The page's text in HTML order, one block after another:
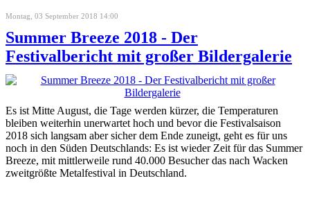
Montag, 03 September 2018 14:00
Summer Breeze 2018 - Der
Festivalbericht mit großer Bildergalerie
Es ist Mitte August, die Tage werden kürzer, die Temperaturen
bleiben weiterhin unerwartet hoch und bevor die Festivalsaison
2018 sich langsam aber sicher dem Ende zuneigt, geht es für uns
noch in den Süden Deutschlands: Es ist wieder Zeit für das Summer
Breeze, mit mittlerweile rund 40.000 Besucher das nach Wacken
zweitgrößte Metalfestival in Deutschland.